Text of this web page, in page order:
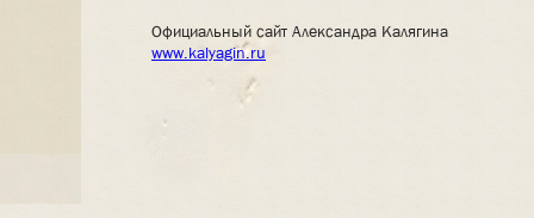
Официальный сайт Александра Калягина
www.kalyagin.ru